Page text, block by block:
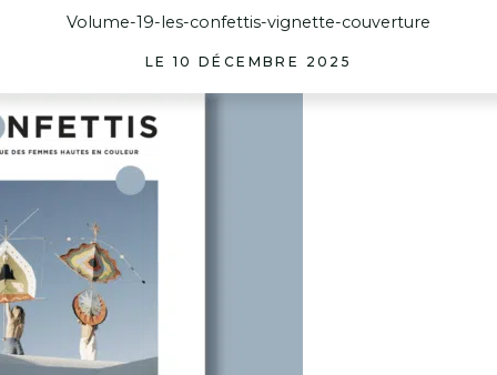
Volume-19-les-confettis-vignette-couverture
LE 10 DÉCEMBRE 2025